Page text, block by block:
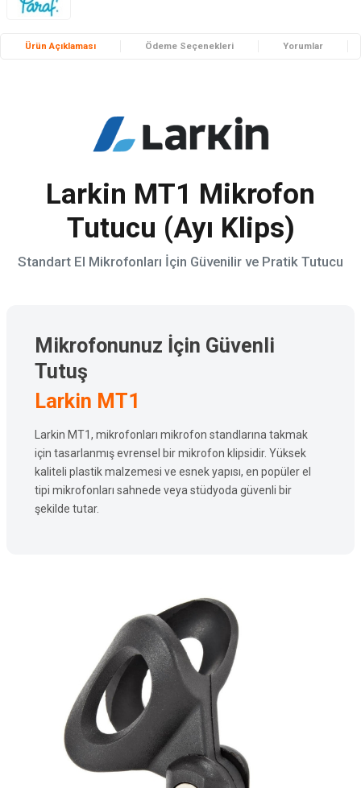
Ürün Açıklaması Ödeme Seçenekleri Yorumlar
Larkin MT1 Mikrofon
Tutucu (Ayı Klips)
Standart El Mikrofonları İçin Güvenilir ve Pratik Tutucu
Mikrofonunuz İçin Güvenli
Tutuş
Larkin MT1
Larkin MT1, mikrofonları mikrofon standlarına takmak
için tasarlanmış evrensel bir mikrofon klipsidir. Yüksek
kaliteli plastik malzemesi ve esnek yapısı, en popüler el
tipi mikrofonları sahnede veya stüdyoda güvenli bir
şekilde tutar.